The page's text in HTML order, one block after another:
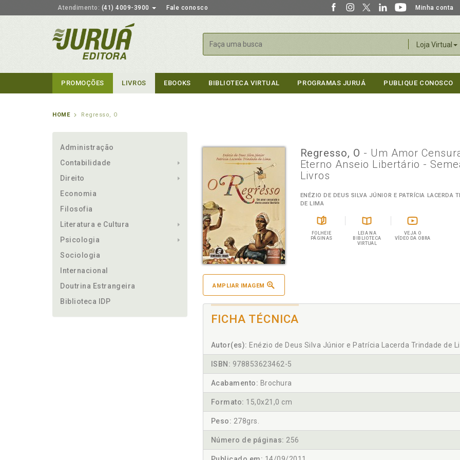
Atendimento: (41) 4009-3900 Fale conosco Minha conta
Loja Virtual
Buscar
PROMOÇÕES LIVROS EBOOKS BIBLIOTECA VIRTUAL PROGRAMAS JURUÁ PUBLIQUE CONOSCO
HOME Regresso, O
Administração
Contabilidade
Direito
Economia
Filosofia
Literatura e Cultura
Psicologia
Sociologia
Internacional
Doutrina Estrangeira
Biblioteca IDP
AMPLIAR IMAGEM
Regresso, O - Um Amor
Eterno Anseio Libertário -
Livros
ENÉZIO DE DEUS SILVA JÚNIOR E PATRÍCIA LACERDA
DE LIMA
FOLHEIE
PÁGINAS
LEIA NA
BIBLIOTECA
VIRTUAL
VEJA O
VÍDEO DA OBRA
FICHA TÉCNICA
Autor(es): Enézio de Deus Silva Júnior e Patrícia Lacerda Trindade de
ISBN: 978853623462-5
Acabamento: Brochura
Formato: 15,0x21,0 cm
Peso: 278grs.
Número de páginas: 256